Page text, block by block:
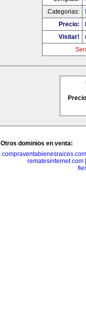
Categorias:
Precio:
Visitar!
Otros dominios en venta:
compraventabienesraices.com
rematesinternet.com|